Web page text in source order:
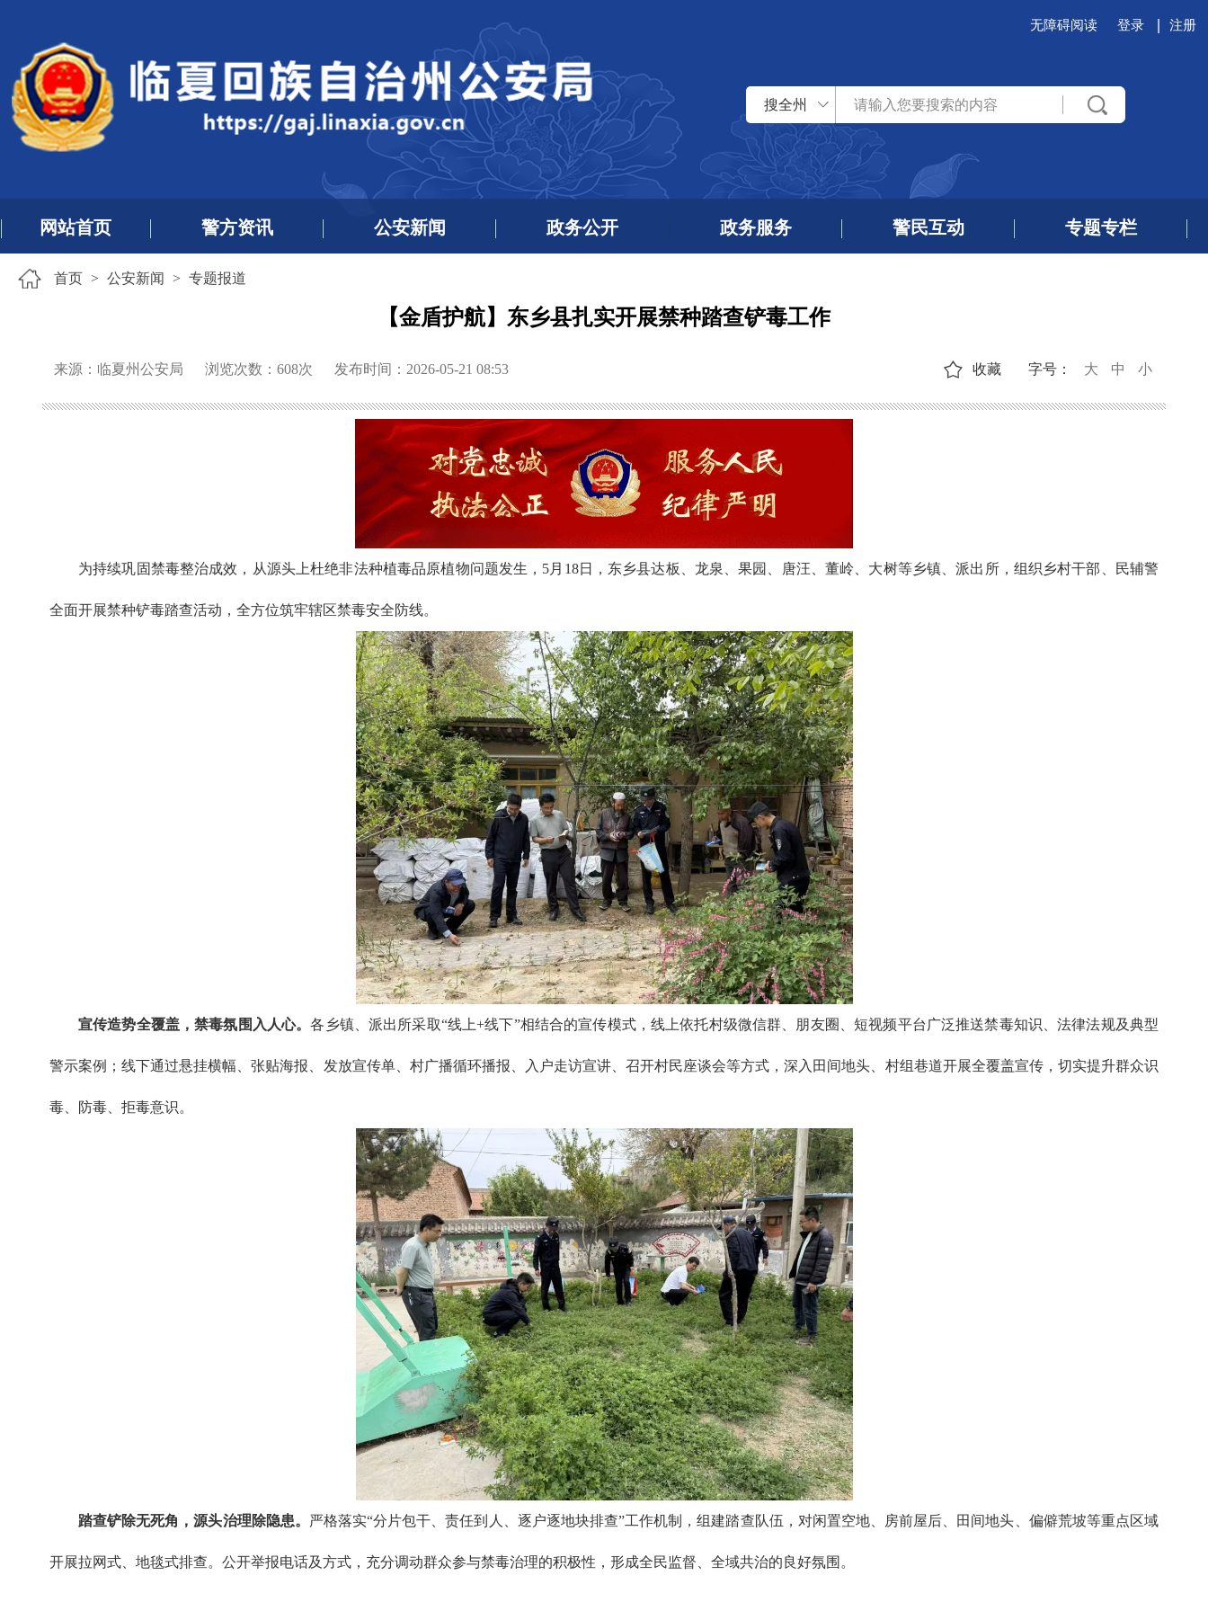
无障碍阅读 登录 注册
搜全州
网站首页 警方资讯 公安新闻 政务公开 政务服务 警民互动 专题专栏
首页 > 公安新闻 > 专题报道
【金盾护航】东乡县扎实开展禁种踏查铲毒工作
来源：临夏州公安局 浏览次数： 608次 发布时间：2026-05-21 08:53 字号： 大 中 小
收藏
为持续巩固禁毒整治成效，从源头上杜绝非法种植毒品原植物问题发生，5月18日，东乡县达板、龙泉、果园、唐汪、董岭、大树等乡镇、派出所，组织乡村干部、民辅警
全面开展禁种铲毒踏查活动，全方位筑牢辖区禁毒安全防线。
宣传造势全覆盖，禁毒氛围入人心。各乡镇、派出所采取“线上+线下”相结合的宣传模式，线上依托村级微信群、朋友圈、短视频平台广泛推送禁毒知识、法律法规及典型
警示案例；线下通过悬挂横幅、张贴海报、发放宣传单、村广播循环播报、入户走访宣讲、召开村民座谈会等方式，深入田间地头、村组巷道开展全覆盖宣传，切实提升群众识
毒、防毒、拒毒意识。
踏查铲除无死角，源头治理除隐患。 严格落实“分片包干、责任到人、逐户逐地块排查”工作机制，组建踏查队伍，对闲置空地、房前屋后、田间地头、偏僻荒坡等重点区域
开展拉网式、地毯式排查。公开举报电话及方式，充分调动群众参与禁毒治理的积极性，形成全民监督、全域共治的良好氛围。